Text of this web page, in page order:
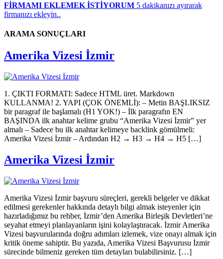
FİRMAMI EKLEMEK İSTİYORUM 5 dakikanızı ayırarak
firmanızı ekleyin..
ARAMA SONUÇLARI
Amerika Vizesi İzmir
1. ÇIKTI FORMATI: Sadece HTML üret. Markdown
KULLANMA! 2. YAPI (ÇOK ÖNEMLİ): – Metin BAŞLIKSIZ
bir paragraf ile başlamalı (H1 YOK!) – İlk paragrafın EN
BAŞINDA ilk anahtar kelime grubu “Amerika Vizesi İzmir” yer
almalı – Sadece bu ilk anahtar kelimeye backlink gömülmeli:
Amerika Vizesi İzmir – Ardından H2 → H3 → H4 → H5 […]
Amerika Vizesi İzmir
Amerika Vizesi İzmir başvuru süreçleri, gerekli belgeler ve dikkat
edilmesi gerekenler hakkında detaylı bilgi almak isteyenler için
hazırladığımız bu rehber, İzmir’den Amerika Birleşik Devletleri’ne
seyahat etmeyi planlayanların işini kolaylaştıracak. İzmir Amerika
Vizesi başvurularında doğru adımları izlemek, vize onayı almak için
kritik öneme sahiptir. Bu yazıda, Amerika Vizesi Başvurusu İzmir
sürecinde bilmeniz gereken tüm detayları bulabilirsiniz. […]